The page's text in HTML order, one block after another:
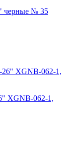
черные № 35
XGNB-062-1,